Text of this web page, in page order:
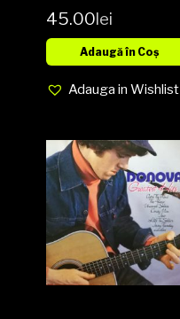
(Animalympic
s) (Original-
Vinyl, LP
cover NM
45.00lei
Adaugă în Coș
Adauga in Wishlist